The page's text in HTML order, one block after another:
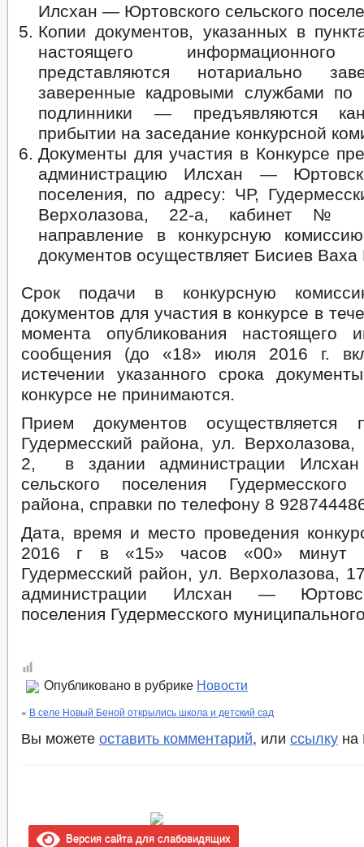
Илсхан — Юртовского сельского
Копии документов, указанных в
настоящего
представляются нотариально
заверенные кадровыми службами по
подлинники — предъявляются
прибытии на заседание конкурсной
Документы для участия в Конкурсе
администрацию Илсхан —
поселения, по адресу: ЧР,
Верхолазова, 22-а, кабинет
направление в конкурсную
документов осуществляет Бисиев
Срок подачи в конкурсную
документов для участия в конкурсе в
момента опубликования настоящего
сообщения (до «18» июля 2016 г.
истечении указанного срока
конкурсе не принимаются.
Прием документов
Гудермесский района, ул.
2, в здании администрации
сельского поселения Гудермесского
района, справки по телефону 8
Дата, время и место проведения
2016 г в «15» часов «00» минут
Гудермесский район, ул. Верхолазова,
администрации Илсхан —
поселения Гудермесского
Опубликовано в рубрике Новости
« В селе Новый Беной открылись школа и детский сад
Вы можете оставить комментарий, или ссылку на
Версия сайта для слабовидящих